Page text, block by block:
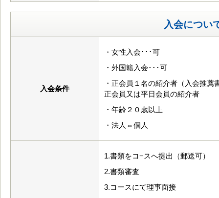
入会につい
入会条件
・女性入会･･･可
・外国籍入会･･･可
・正会員１名の紹介者（入会推
正会員又は平日会員の紹介者
・年齢２０歳以上
・法人⇔個人
1.書類をコ−スへ提出（郵送可）
2.書類審査
3.コースにて理事面接